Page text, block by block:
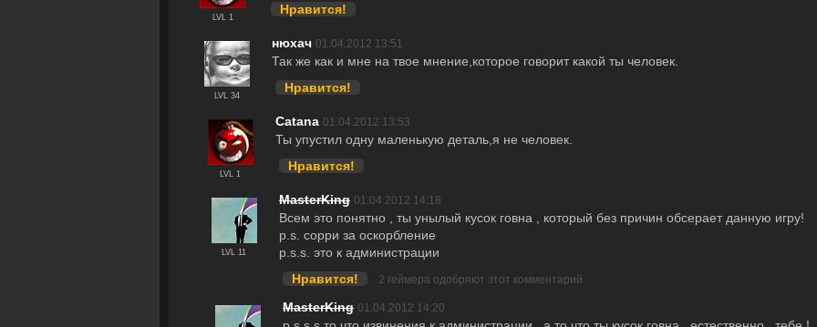
LVL 1
Нравится!
LVL 34
нюхач 01.04.2012 13:51
Так же как и мне на твое мнение,которое говорит какой ты человек.
Нравится!
LVL 1
Catana 01.04.2012 13:53
Ты упустил одну маленькую деталь,я не человек.
Нравится!
LVL 11
MasterKing 01.04.2012 14:18
Всем это понятно , ты унылый кусок говна , который без причин обсерает данную игру!
p.s. сорри за оскорбление
p.s.s. это к администрации
Нравится!
2 геймера одобряют этот комментарий
MasterKing 01.04.2012 14:20